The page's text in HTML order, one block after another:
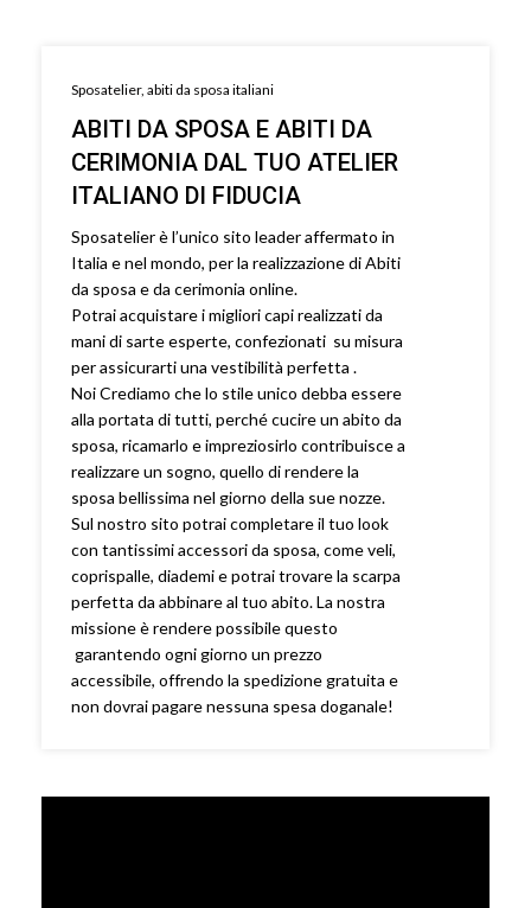
Sposatelier, abiti da sposa italiani
ABITI DA SPOSA E ABITI DA
CERIMONIA DAL TUO ATELIER
ITALIANO DI FIDUCIA
Sposatelier è l’unico sito leader affermato in
Italia e nel mondo, per la realizzazione di Abiti
da sposa e da cerimonia online.
Potrai acquistare i migliori capi realizzati da
mani di sarte esperte, confezionati su misura
per assicurarti una vestibilità perfetta .
Noi Crediamo che lo stile unico debba essere
alla portata di tutti, perché cucire un abito da
sposa, ricamarlo e impreziosirlo contribuisce a
realizzare un sogno, quello di rendere la
sposa bellissima nel giorno della sue nozze.
Sul nostro sito potrai completare il tuo look
con tantissimi accessori da sposa, come veli,
coprispalle, diademi e potrai trovare la scarpa
perfetta da abbinare al tuo abito. La nostra
missione è rendere possibile questo
garantendo ogni giorno un prezzo
accessibile, offrendo la spedizione gratuita e
non dovrai pagare nessuna spesa doganale!